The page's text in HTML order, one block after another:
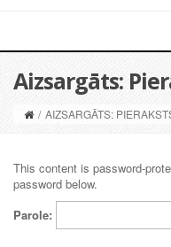
Aizsargāts:
/ AIZSARGĀTS:
This content is password-
password below.
Parole: